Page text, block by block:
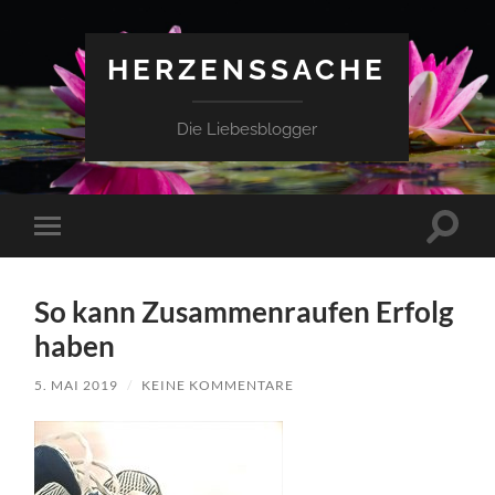
HERZENSSACHE
Die Liebesblogger
Mobile-
Menü
So kann Zusammenraufen Erfolg
haben
5. MAI 2019 / KEINE KOMMENTARE